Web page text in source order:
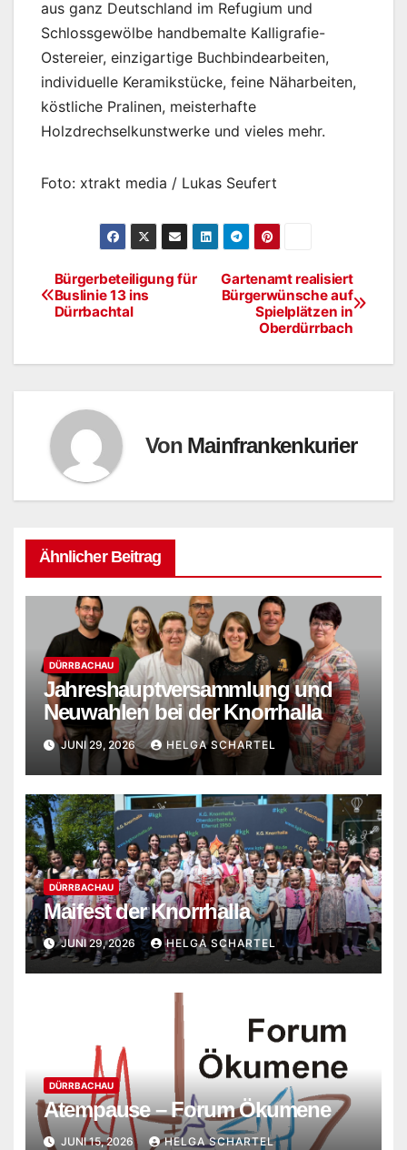
aus ganz Deutschland im Refugium und
Schlossgewölbe handbemalte Kalligrafie-
Ostereier, einzigartige Buchbindearbeiten,
individuelle Keramikstücke, feine Näharbeiten,
köstliche Pralinen, meisterhafte
Holzdrechselkunstwerke und vieles mehr.
Foto: xtrakt media / Lukas Seufert
BeitragsnavigationGartenamt realisiert
Bürgerwünsche auf
Spielplätzen in
Oberdürrbach
Bürgerbeteiligung für
Buslinie 13 ins
Dürrbachtal
Von Mainfrankenkurier
Ähnlicher Beitrag
DÜRRBACHAU
Jahreshauptversammlung und
Neuwahlen bei der Knorrhalla
JUNI 29, 2026 HELGA SCHARTEL
DÜRRBACHAU
Maifest der Knorrhalla
JUNI 29, 2026 HELGA SCHARTEL
DÜRRBACHAU
Atempause – Forum Ökumene
JUNI 15, 2026 HELGA SCHARTEL